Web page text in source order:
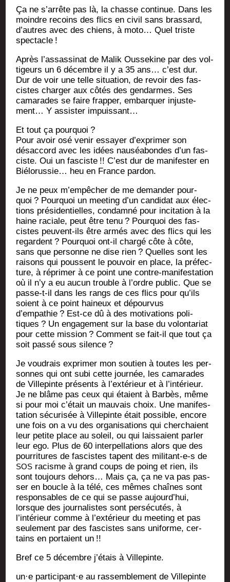
Ça ne s’arrête pas là, la chasse conti­nue. Dans les
moindre recoins des flics en civil sans bras­sard,
d’autres avec des chiens, à moto… Quel triste
spec­tacle !
Après l’assassinat de Malik Ous­se­kine par des vol­
ti­geurs un 6 décembre il y a 35 ans… c’est dur.
Dur de voir une telle situa­tion, de revoir des fas­
cistes char­ger aux côtés des gen­darmes. Ses
cama­rades se faire frap­per, embar­quer injus­te­
ment… Y assis­ter impuissant…
Et tout ça pour­quoi ?
Pour avoir osé venir essayer d’exprimer son
désac­cord avec les idées nau­séa­bondes d’un fas­
ciste. Oui un fas­ciste !! C’est dur de mani­fes­ter en
Bié­lo­rus­sie… heu en France pardon.
Je ne peux m’empêcher de me deman­der pour­
quoi ? Pour­quoi un mee­ting d’un can­di­dat aux élec­
tions pré­si­den­tielles, condam­né pour inci­ta­tion à la
haine raciale, peut être tenu ? Pour­quoi des fas­
cistes peuvent-ils être armés avec des flics qui les
regardent ? Pour­quoi ont-il char­gé côte à côte,
sans que per­sonne ne dise rien ? Quelles sont les
rai­sons qui poussent le pou­voir en place, la pré­fec­
ture, à répri­mer à ce point une contre-mani­fes­ta­tion
où il n’y a eu aucun trouble à l’ordre public. Que se
passe-t-il dans les rangs de ces flics pour qu’ils
soient à ce point hai­neux et dépour­vus
d’empathie ? Est-ce dû à des moti­va­tions poli­
tiques ? Un enga­ge­ment sur la base du volon­ta­riat
pour cette mis­sion ? Com­ment se fait-il que tout ça
soit pas­sé sous silence ?
Je vou­drais expri­mer mon sou­tien à toutes les per­
sonnes qui ont subi cette jour­née, les cama­rades
de Vil­le­pinte pré­sents à l’extérieur et à l’intérieur.
Je ne blâme pas ceux qui étaient à Bar­bès, même
si pour moi c’était un mau­vais choix. Une mani­fes­
ta­tion sécu­ri­sée à Vil­le­pinte était pos­sible, encore
une fois on a vu des orga­ni­sa­tions qui cher­chaient
leur petite place au soleil, ou qui lais­saient par­ler
leur ego. Plus de 60 inter­pel­la­tions alors que des
pour­ri­tures de fas­cistes tapent des mili­tant-e‑s de
SOS racisme à grand coups de poing et rien, ils
sont tou­jours dehors… Mais ça, ça ne va pas pas­
ser en boucle à la télé, ces mêmes chaînes sont
res­pon­sables de ce qui se passe aujourd’hui,
lorsque des jour­na­listes sont per­sé­cu­tés, à
l’intérieur comme à l’extérieur du mee­ting et pas
seule­ment par des fas­cistes sans uni­forme, cer­
tains en por­taient un !!
Bref ce 5 décembre j’étais à Villepinte.
un·e participant·e au ras­sem­ble­ment de Villepinte